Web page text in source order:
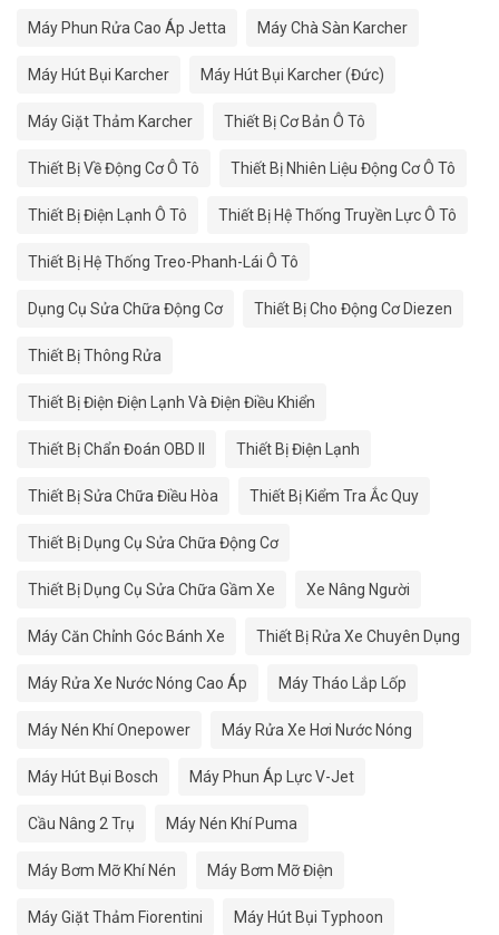
Máy Phun Rửa Cao Áp Jetta Máy Chà Sàn Karcher
Máy Hút Bụi Karcher Máy Hút Bụi Karcher (Đức)
Máy Giặt Thảm Karcher Thiết Bị Cơ Bản Ô Tô
Thiết Bị Về Động Cơ Ô Tô Thiết Bị Nhiên Liệu Động Cơ Ô Tô
Thiết Bị Điện Lạnh Ô Tô Thiết Bị Hệ Thống Truyền Lực Ô Tô
Thiết Bị Hệ Thống Treo-Phanh-Lái Ô Tô
Dụng Cụ Sửa Chữa Động Cơ Thiết Bị Cho Động Cơ Diezen
Thiết Bị Thông Rửa
Thiết Bị Điện Điện Lạnh Và Điện Điều Khiển
Thiết Bị Chẩn Đoán OBD II Thiết Bị Điện Lạnh
Thiết Bị Sửa Chữa Điều Hòa Thiết Bị Kiểm Tra Ắc Quy
Thiết Bị Dụng Cụ Sửa Chữa Động Cơ
Thiết Bị Dụng Cụ Sửa Chữa Gầm Xe Xe Nâng Người
Máy Căn Chỉnh Góc Bánh Xe Thiết Bị Rửa Xe Chuyên Dụng
Máy Rửa Xe Nước Nóng Cao Áp Máy Tháo Lắp Lốp
Máy Nén Khí Onepower Máy Rửa Xe Hơi Nước Nóng
Máy Hút Bụi Bosch Máy Phun Áp Lực V-Jet
Cầu Nâng 2 Trụ Máy Nén Khí Puma
Máy Bơm Mỡ Khí Nén Máy Bơm Mỡ Điện
Máy Giặt Thảm Fiorentini Máy Hút Bụi Typhoon